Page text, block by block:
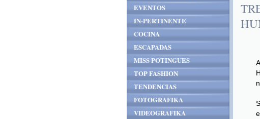
EVENTOS
IN-PERTINENTE
COCINA
ESCAPADAS
MISS POTINGUES
TOP FASHION
TENDENCIAS
FOTOGRAFIKA
VIDEOGRAFIKA